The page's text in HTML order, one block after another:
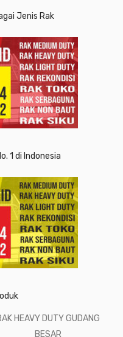
Jenis Rak
1 di Indonesia
HEAVY DUTY GUDANG
BESAR